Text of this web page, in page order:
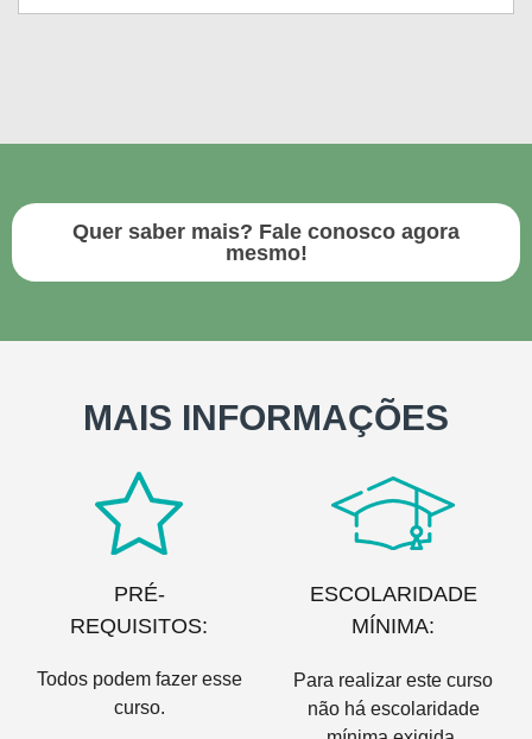
Quer saber mais? Fale conosco agora
mesmo!
MAIS INFORMAÇÕES
PRÉ-
REQUISITOS:
Todos podem fazer esse
curso.
ESCOLARIDADE
MÍNIMA:
Para realizar este curso
não há escolaridade